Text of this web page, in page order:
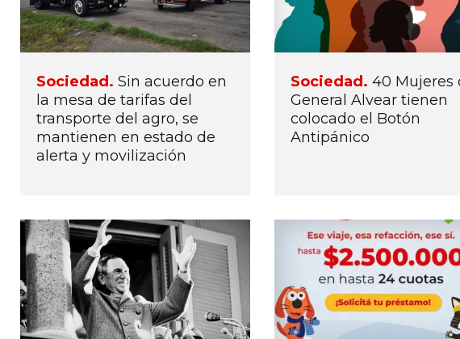
Sociedad. Sin acuerdo en
la mesa de tarifas del
transporte del agro, se
mantienen en estado de
alerta y movilización
Sociedad. 40 Mujeres
General Alvear tienen
colocado el Botón
Antipánico